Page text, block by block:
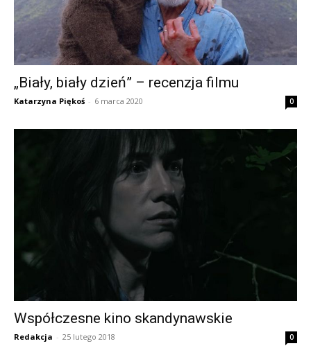
„Biały, biały dzień” – recenzja filmu
Katarzyna Piękoś - 6 marca 2020 0
Współczesne kino skandynawskie
Redakcja - 25 lutego 2018 0